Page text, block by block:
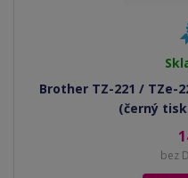
Brother TZ-221 / TZe-
(černý
bez